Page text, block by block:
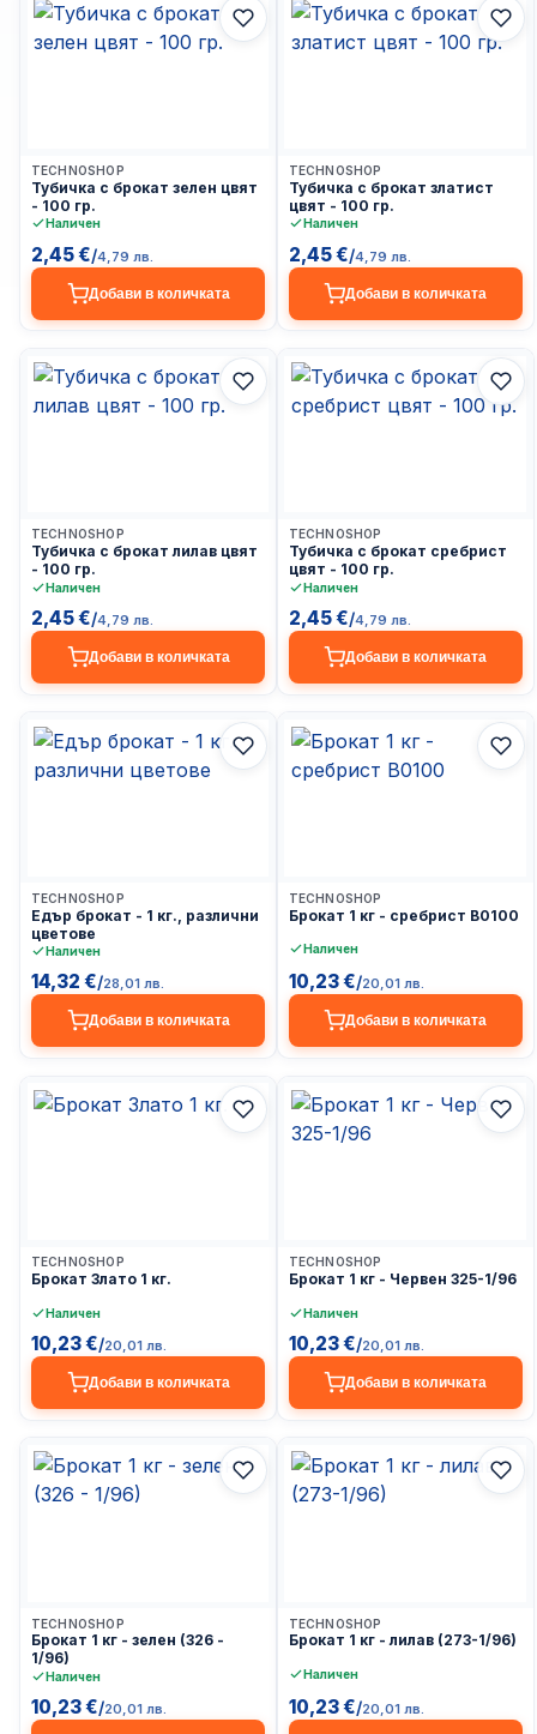
Доставка до 24ч
TECHNOSHOP
Тубичка с брокат зелен цвят
- 100 гр.
Наличен
2,45 €/4,79 лв.
Добави в количката
Доставка до 24ч
TECHNOSHOP
Тубичка с брокат златист
цвят - 100 гр.
Наличен
2,45 €/4,79 лв.
Добави в количката
Доставка до 24ч
TECHNOSHOP
Тубичка с брокат лилав цвят
- 100 гр.
Наличен
2,45 €/4,79 лв.
Добави в количката
Доставка до 24ч
TECHNOSHOP
Тубичка с брокат сребрист
цвят - 100 гр.
Наличен
2,45 €/4,79 лв.
Добави в количката
Доставка до 24ч
TECHNOSHOP
Едър брокат - 1 кг., различни
цветове
Наличен
14,32 €/28,01 лв.
Добави в количката
Доставка до 24ч
TECHNOSHOP
Брокат 1 кг - сребрист B0100
Наличен
10,23 €/20,01 лв.
Добави в количката
Доставка до 24ч
TECHNOSHOP
Брокат Злато 1 кг.
Наличен
10,23 €/20,01 лв.
Добави в количката
Доставка до 24ч
TECHNOSHOP
Брокат 1 кг - Червен 325-1/96
Наличен
10,23 €/20,01 лв.
Добави в количката
Доставка до 24ч
TECHNOSHOP
Брокат 1 кг - зелен (326 -
1/96)
Наличен
10,23 €/20,01 лв.
Доставка до 24ч
TECHNOSHOP
Брокат 1 кг - лилав (273-1/96)
Наличен
10,23 €/20,01 лв.